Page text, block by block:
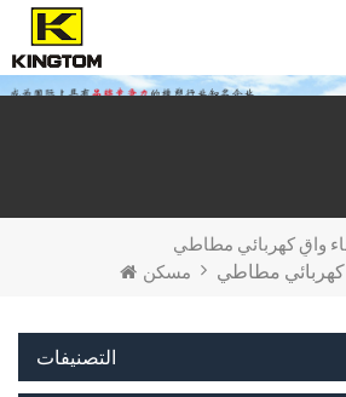
واقٍ كهربائي مطاطي
مسكن
مطاطي
التصنيفات